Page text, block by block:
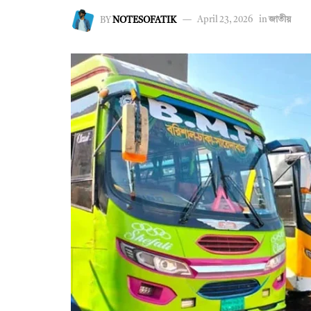
BY NOTESOFATIK April 23, 2026 inজাতীয়